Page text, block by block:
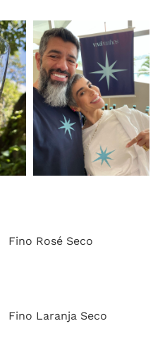
Fino Rosé Seco
Fino Laranja Seco